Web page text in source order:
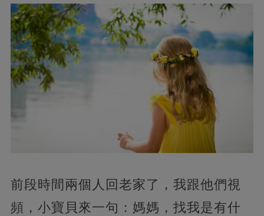
前段時間兩個人回老家了，我跟他們視
頻，小寶貝來一句：媽媽，找我是有什